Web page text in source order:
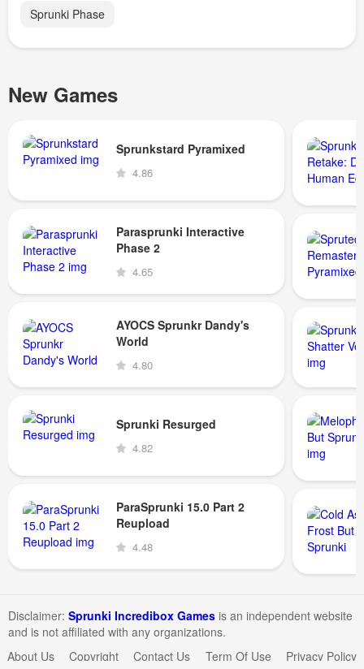
Sprunki Phase
New Games
Sprunkstard Pyramixed
4.86
Parasprunki Interactive
Phase 2
4.65
AYOCS Sprunkr Dandy's
World
4.80
Sprunki Resurged
4.82
ParaSprunki 15.0 Part 2
Reupload
4.48
Disclaimer: Sprunki Incredibox Games is an independent website
and is not affiliated with any organizations.
About Us
Copyright Contact Us Term Of Use
Privacy Policy